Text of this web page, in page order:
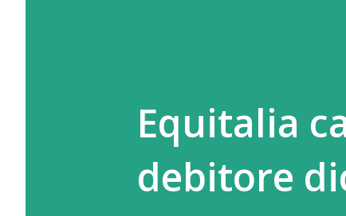
Equitalia
debitore